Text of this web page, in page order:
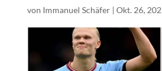
von Immanuel Schäfer| Okt. 26,